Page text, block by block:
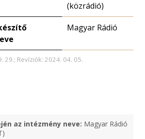
(közrádió)
Magyar Rádió
29.; Revíziók: 2024. 04. 05.
az intézmény neve: Magyar Rádió